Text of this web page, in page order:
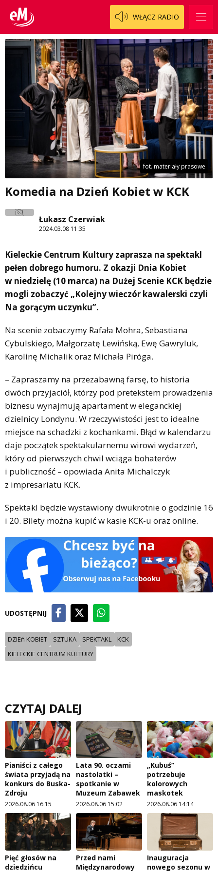
WŁĄCZ RADIO
fot. materiały prasowe
Komedia na Dzień Kobiet w KCK
Łukasz Czerwiak
2024.03.08 11:35
Kieleckie Centrum Kultury zaprasza na spektakl
pełen dobrego humoru. Z okazji Dnia Kobiet
w niedzielę (10 marca) na Dużej Scenie KCK będzie
mogli zobaczyć „Kolejny wieczór kawalerski czyli
Na gorącym uczynku”.
Na scenie zobaczymy Rafała Mohra, Sebastiana
Cybulskiego, Małgorzatę Lewińską, Ewę Gawryluk,
Karolinę Michalik oraz Michała Piróga.
– Zapraszamy na przezabawną farsę, to historia
dwóch przyjaciół, którzy pod pretekstem prowadzenia
biznesu wynajmują apartament w eleganckiej
dzielnicy Londynu. W rzeczywistości jest to idealne
miejsce na schadzki z kochankami. Błąd w kalendarzu
daje początek spektakularnemu wirowi wydarzeń,
który od pierwszych chwil wciąga bohaterów
i publiczność – opowiada Anita Michalczyk
z impresariatu KCK.
Spektakl będzie wystawiony dwukrotnie o godzinie 16
i 20. Bilety można kupić w kasie KCK-u oraz online.
UDOSTĘPNIJ
DZIEń KOBIET SZTUKA SPEKTAKL
KCK
KIELECKIE CENTRUM KULTURY
CZYTAJ DALEJ
Pianiści z całego
świata przyjadą na
konkurs do Buska-
Zdroju
2026.08.06 16:15
Lata 90. oczami
nastolatki –
spotkanie w
Muzeum Zabawek
2026.08.06 15:02
„Kubuś”
potrzebuje
kolorowych
maskotek
2026.08.06 14:14
Pięć głosów na
dziedzińcu
Przed nami
Międzynarodowy
Inauguracja
nowego sezonu w